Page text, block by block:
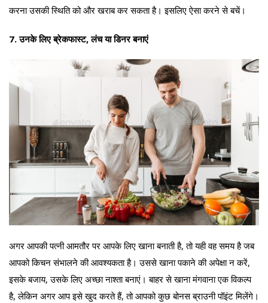
करना उसकी स्थिति को और खराब कर सकता है। इसलिए ऐसा करने से बचें।
7. उनके लिए ब्रेकफास्ट, लंच या डिनर बनाएं
अगर आपकी पत्नी आमतौर पर आपके लिए खाना बनाती है, तो यही वह समय है जब
आपको किचन संभालने की आवश्यकता है। उससे खाना पकाने की अपेक्षा न करें,
इसके बजाय, उसके लिए अच्छा नाश्ता बनाएं। बाहर से खाना मंगवाना एक विकल्प
है, लेकिन अगर आप इसे खुद करते हैं, तो आपको कुछ बोनस ब्राउनी पॉइंट मिलेंगे।